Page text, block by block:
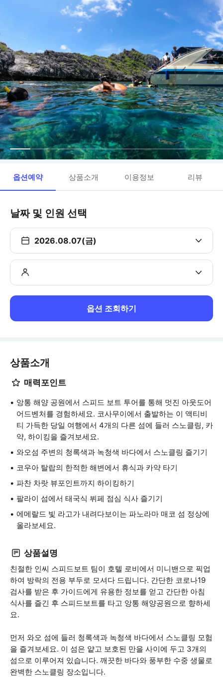
옵션예약 상품소개 이용정보 리뷰
날짜 및 인원 선택
2026.08.07(금)
옵션 조회하기
상품소개
매력포인트
앙통 해양 공원에서 스피드 보트 투어를 통해 멋진 아웃도어
어드벤처를 경험하세요. 코사무이에서 출발하는 이 액티비
티 가득한 당일 여행에서 4개의 다른 섬에 들러 스노클링, 카
약, 하이킹을 즐겨보세요.
와오섬 주변의 청록색과 녹청색 바다에서 스노클링 즐기기
코우아 탈랍의 한적한 해변에서 휴식과 카약 타기
파찬 차랏 뷰포인트까지 하이킹하기
팔라이 섬에서 태국식 뷔페 점심 식사 즐기기
에메랄드 빛 라고가 내려다보이는 파노라마 매코 섬 정상에
올라보세요.
상품설명
친절한 인씨 스피드보트 팀이 호텔 로비에서 미니밴으로 픽업
하여 방락의 전용 부두로 모셔다 드립니다. 간단한 코로나19
검사를 받은 후 가이드에게 유용한 정보를 얻고 간단한 아침
식사를 즐긴 후 스피드보트를 타고 앙통 해양공원으로 향하세
요.
먼저 와오 섬에 들러 청록색과 녹청색 바다에서 스노클링 모험
을 즐겨보세요. 이 섬은 얕고 보호된 만을 사이에 두고 3개의
섬으로 이루어져 있습니다. 깨끗한 바다와 풍부한 수중 생물로
완벽한 스노클링 장소입니다.